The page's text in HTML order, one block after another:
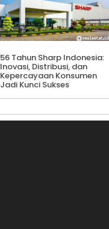
56 Tahun Sharp Indonesia:
Inovasi, Distribusi, dan
Kepercayaan Konsumen
Jadi Kunci Sukses